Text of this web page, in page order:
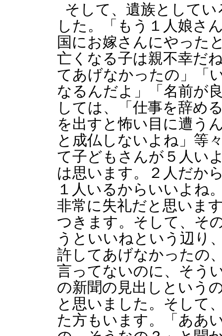
そして、遺族として
した。「もう１人娘さ
国にお嫁さんにやった
亡くなる子は親不幸だ
てあげなかったの」「
なるんだよ」「名前が
しては、「仕事を辞め
を出すと怖い目に遭う
と成仏しないよね」等
て子どもさんが５人い
は思います。２人だか
１人いるからいいよね
非常に失礼だと思いま
つきます。そして、そ
うといいねという辺り
許してあげなかったの
言ってないのに、そう
の新聞の見出しという
と思いました。そして
た方もいます。「ああ